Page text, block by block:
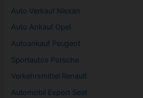
Auto Verkauf Nissan
Auto Ankauf Opel
Autoankauf Peugeot
Sportautos Porsche
Verkehrsmittel Renault
Automobil Export Seat